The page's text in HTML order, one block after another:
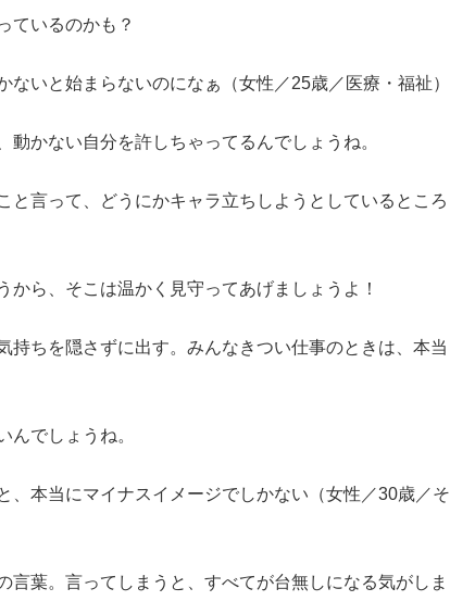
ているのかも？
ないと始まらないのになぁ（女性／25歳／医療・福祉）
動かない自分を許しちゃってるんでしょうね。
と言って、どうにかキャラ立ちしようとしているところ
から、そこは温かく見守ってあげましょうよ！
持ちを隠さずに出す。みんなきつい仕事のときは、本当
んでしょうね。
、本当にマイナスイメージでしかない（女性／30歳／そ
言葉。言ってしまうと、すべてが台無しになる気がしま